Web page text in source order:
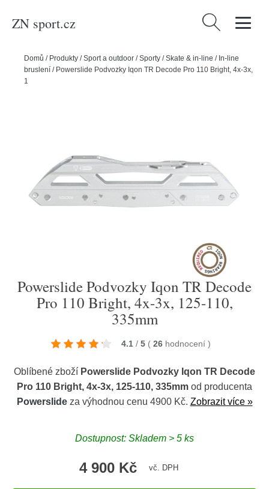
ZN sport.cz Vyhledávání
Domů / Produkty /Sport a outdoor /Sporty /Skate & in-line / In-line
bruslení / Powerslide Podvozky Iqon TR Decode Pro 110 Bright, 4x-3x,
125-110, 335mm
Powerslide Podvozky Iqon TR Decode
Pro 110 Bright, 4x-3x, 125-110,
335mm
4.1 / 5 ( 26 hodnocení )
Oblíbené zboží Powerslide Podvozky Iqon TR Decode
Pro 110 Bright, 4x-3x, 125-110, 335mm od producenta
Powerslideza výhodnou cenu 4900 Kč. Zobrazit více »
Dostupnost: Skladem > 5 ks
4 900 Kč vč. DPH